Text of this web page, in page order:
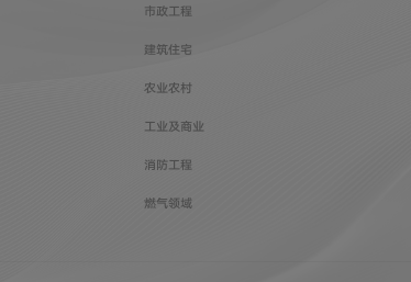
市政工程
建筑住宅
农业农村
工业及商业
消防工程
燃气领域